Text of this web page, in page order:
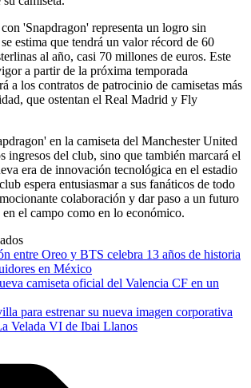
'Snapdragon' representa un logro sin
estima que tendrá un valor récord de 60
al año, casi 70 millones de euros. Este
a partir de la próxima temporada
a los contratos de patrocinio de camisetas más
que ostentan el Real Madrid y Fly
en la camiseta del Manchester United
ingresos del club, sino que también marcará el
era de innovación tecnológica en el estadio
espera entusiasmar a sus fanáticos de todo
colaboración y dar paso a un futuro
el campo como en lo económico.
entre Oreo y BTS celebra 13 años de historia
en México
camiseta oficial del Valencia CF en un
para estrenar su nueva imagen corporativa
Velada VI de Ibai Llanos